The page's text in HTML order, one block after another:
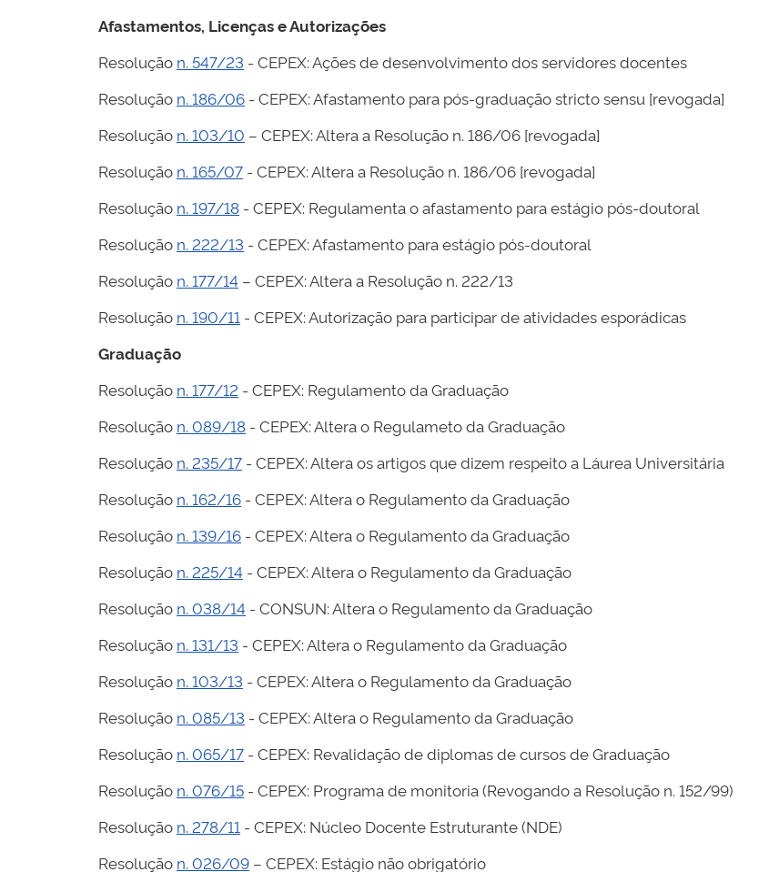
Afastamentos, Licenças e Autorizações
Resolução n. 547/23 - CEPEX: Ações de desenvolvimento dos servidores docentes
Resolução n. 186/06 - CEPEX: Afastamento para pós-graduação stricto sensu [revogada]
Resolução n. 103/10 – CEPEX: Altera a Resolução n. 186/06 [revogada]
Resolução n. 165/07 - CEPEX: Altera a Resolução n. 186/06 [revogada]
Resolução n. 197/18 - CEPEX: Regulamenta o afastamento para estágio pós-doutoral
Resolução n. 222/13 - CEPEX: Afastamento para estágio pós-doutoral
Resolução n. 177/14 – CEPEX: Altera a Resolução n. 222/13
Resolução n. 190/11 - CEPEX: Autorização para participar de atividades esporádicas
Graduação
Resolução n. 177/12 - CEPEX: Regulamento da Graduação
Resolução n. 089/18 - CEPEX: Altera o Regulameto da Graduação
Resolução n. 235/17 - CEPEX: Altera os artigos que dizem respeito a Láurea Universitária
Resolução n. 162/16 - CEPEX: Altera o Regulamento da Graduação
Resolução n. 139/16 - CEPEX: Altera o Regulamento da Graduação
Resolução n. 225/14 - CEPEX: Altera o Regulamento da Graduação
Resolução n. 038/14 - CONSUN: Altera o Regulamento da Graduação
Resolução n. 131/13 - CEPEX: Altera o Regulamento da Graduação
Resolução n. 103/13 - CEPEX: Altera o Regulamento da Graduação
Resolução n. 085/13 - CEPEX: Altera o Regulamento da Graduação
Resolução n. 065/17 - CEPEX: Revalidação de diplomas de cursos de Graduação
Resolução n. 076/15 - CEPEX: Programa de monitoria (Revogando a Resolução n. 152/99)
Resolução n. 278/11 - CEPEX: Núcleo Docente Estruturante (NDE)
Resolução n. 026/09 – CEPEX: Estágio não obrigatório